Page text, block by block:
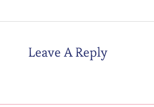
Leave A Reply